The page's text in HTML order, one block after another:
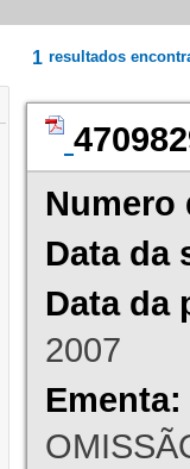
1 resultados
Numero
Data da
Data da
2007
Ementa: